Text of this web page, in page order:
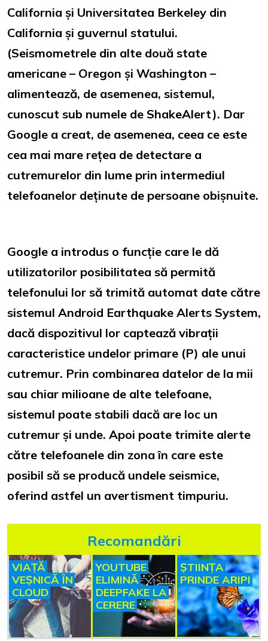
California și Universitatea Berkeley din
California și guvernul statului.
(Seismometrele din alte două state
americane – Oregon și Washington –
alimentează, de asemenea, sistemul,
cunoscut sub numele de ShakeAlert). Dar
Google a creat, de asemenea, ceea ce este
cea mai mare rețea de detectare a
cutremurelor din lume prin intermediul
telefoanelor deținute de persoane obișnuite.
Google a introdus o funcție care le dă
utilizatorilor posibilitatea să permită
telefonului lor să trimită automat date către
sistemul Android Earthquake Alerts System,
dacă dispozitivul lor captează vibrații
caracteristice undelor primare (P) ale unui
cutremur. Prin combinarea datelor de la mii
sau chiar milioane de alte telefoane,
sistemul poate stabili dacă are loc un
cutremur și unde. Apoi poate trimite alerte
către telefoanele din zona în care este
posibil să se producă undele seismice,
oferind astfel un avertisment timpuriu.
Recomandări
VIAȚĂ
VEȘNICĂ ÎN
CLOUD
YOUTUBE
ELIMINĂ
DEEPFAKE LA
CERERE
ȘTIINȚA
PRINDE ARIPI